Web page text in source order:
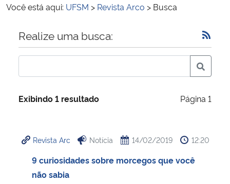
Ministério das Relações Exteriores
Ministério da Economia
Ministério da Infraestrutura
Ministério da Cidadania
Você está aqui: UFSM > Revista Arco > Busca
Início do conteúdo
Realize uma busca:
Exibindo 1 resultado Página 1
Revista Arc Notícia 14/02/2019 12:20
9 curiosidades sobre morcegos que você
não sabia